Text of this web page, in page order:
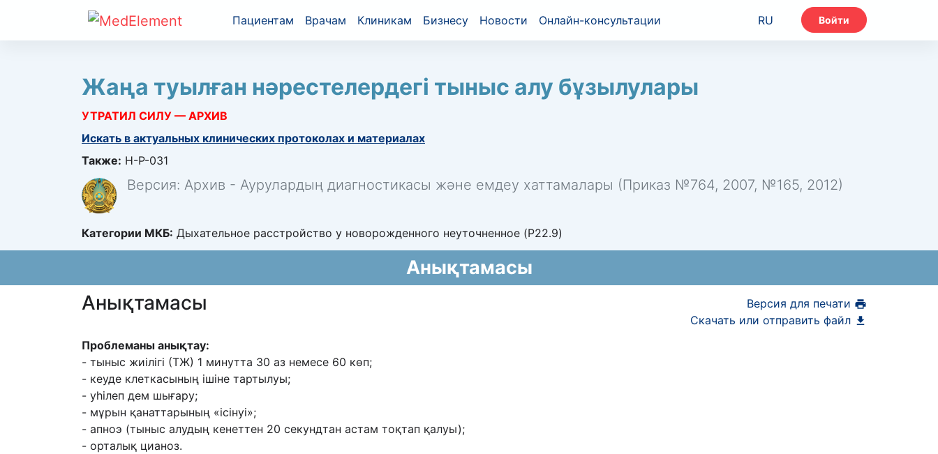
Пациентам Врачам Клиникам Бизнесу Новости Онлайн-консультации RU Войти
Жаңа туылған нəрестелердегі тыныс алу бұзылулары
УТРАТИЛ СИЛУ — АРХИВ
Искать в актуальных клинических протоколах и материалах
Также: H-P-031
Версия: Архив - Аурулардың диагностикасы және емдеу хаттамалары (Приказ №764, 2007, №165, 2012)
Категории МКБ: Дыхательное расстройство у новорожденного неуточненное (P22.9)
Анықтамасы
Версия для печати
Скачать или отправить файл
Анықтамасы
Проблеманы анықтау:
- тыныс жиілігі (ТЖ) 1 минутта 30 аз немесе 60 көп;
- кеуде клеткасының ішіне тартылуы;
- уһілеп дем шығару;
- мұрын қанаттарының «ісінуі»;
- апноэ (тыныс алудың кенеттен 20 секундтан астам тоқтап қалуы);
- орталық цианоз.